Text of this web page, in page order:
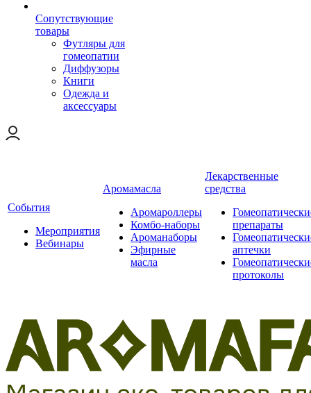
Сопутствующие
товары
Футляры для
гомеопатии
Диффузоры
Книги
Одежда и
аксессуары
События
Мероприятия
Вебинары
Аромамасла
Аромароллеры
Комбо-наборы
Ароманаборы
Эфирные
масла
Лекарственные
средства
препараты
аптечки
протоколы